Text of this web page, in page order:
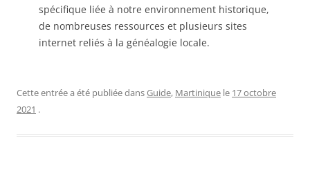
spécifique liée à notre environnement historique,
de nombreuses ressources et plusieurs sites
internet reliés à la généalogie locale.
Cette entrée a été publiée dansGuide, Martinique le 17 octobre
2021 .